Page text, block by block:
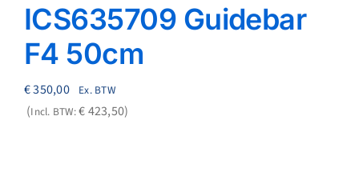
Acties
Blog
ICS635709 Guidebar
F4 50cm
€350,00
Ex. BTW
Incl. BTW:€423,50